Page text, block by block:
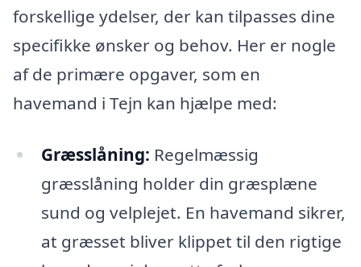
forskellige ydelser, der kan tilpasses dine
specifikke ønsker og behov. Her er nogle
af de primære opgaver, som en
havemand i Tejn kan hjælpe med:
Græsslåning: Regelmæssig
græsslåning holder din græsplæne
sund og velplejet. En havemand sikrer,
at græsset bliver klippet til den rigtige